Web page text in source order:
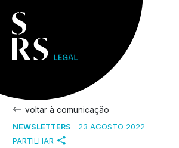
voltar à comunicação
NEWSLETTERS
23 AGOSTO 2022
PARTILHAR